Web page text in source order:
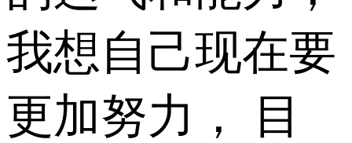
我想自己现在要
更加努力， 目